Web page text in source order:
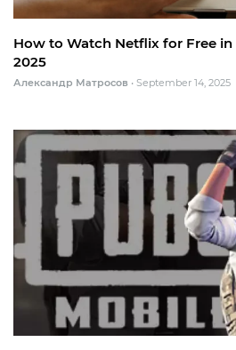
How to Watch Netflix for Free in
2025
Александр Матросов • September 14, 2025